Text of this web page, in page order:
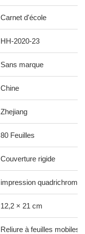
Carnet d'école
HH-2020-23
Sans marque
Chine
Zhejiang
80 Feuilles
Couverture rigide
impression quadrichromie
12,2 × 21 cm
Reliure à feuilles mobiles